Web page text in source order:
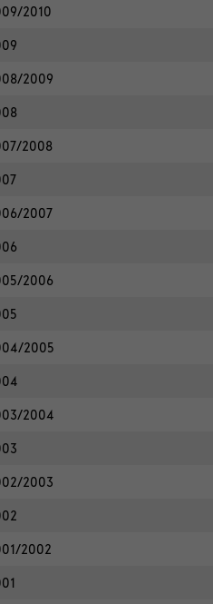
2010
2009
2008
2007
2006
2005
2004
2003
2002